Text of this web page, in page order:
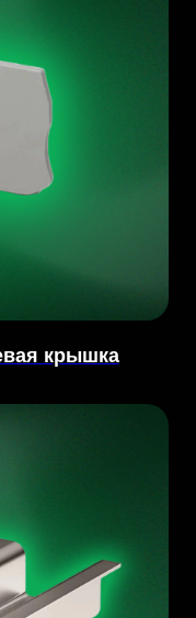
крышка